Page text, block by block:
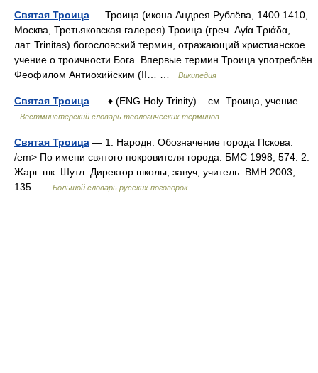
Святая Троица — Троица (икона Андрея Рублёва, 1400 1410,
Москва, Третьяковская галерея) Троица (греч. Αγία Τριάδα,
лат. Trinitas) богословский термин, отражающий христианское
учение о троичности Бога. Впервые термин Троица употреблён
Феофилом Антиохийским (II… …
Википедия
Святая Троица — ♦ (ENG Holy Trinity) см. Троица, учение …
Вестминстерский словарь теологических терминов
Святая Троица — 1. Народн. Обозначение города Пскова.
/em> По имени святого покровителя города. БМС 1998, 574. 2.
Жарг. шк. Шутл. Директор школы, завуч, учитель. ВМН 2003,
135 …
Большой словарь русских поговорок